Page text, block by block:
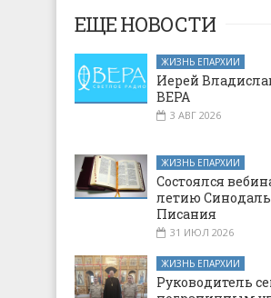
ЕЩЕ НОВОСТИ
ЖИЗНЬ ЕПАРХИИ
Иерей
ВЕРА
3 АВГ 2026
ЖИЗНЬ ЕПАРХИИ
Состоялся
летию
Писания
31 ИЮЛ 2026
ЖИЗНЬ ЕПАРХИИ
Руководитель